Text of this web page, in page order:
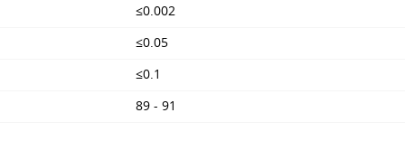
≤0.002
≤0.05
≤0.1
89 - 91